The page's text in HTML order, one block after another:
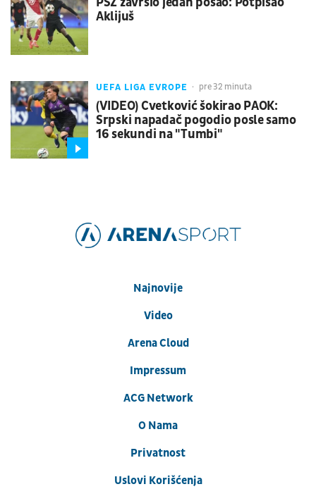
Aklijuš
UEFA LIGA EVROPE pre 32 minuta
(VIDEO) Cvetković šokirao PAOK:
Srpski napadač pogodio posle samo
16 sekundi na "Tumbi"
Najnovije
Video
Arena Cloud
Impressum
ACG Network
O Nama
Privatnost
Uslovi Korišćenja